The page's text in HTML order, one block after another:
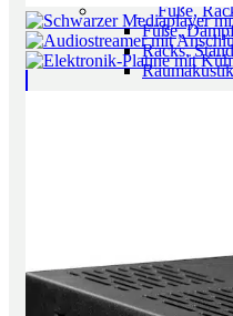
Füße,
Füße,
Racks,
Raumakustik
Einzelstücke
Gebrauchtes
Sounds